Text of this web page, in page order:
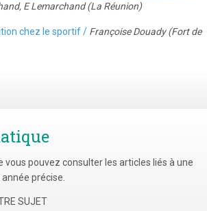
E Lemarchand (La Réunion)
chez le sportif / Françoise Douady (Fort de
vous pouvez consulter les articles liés à une
précise.
SUJET